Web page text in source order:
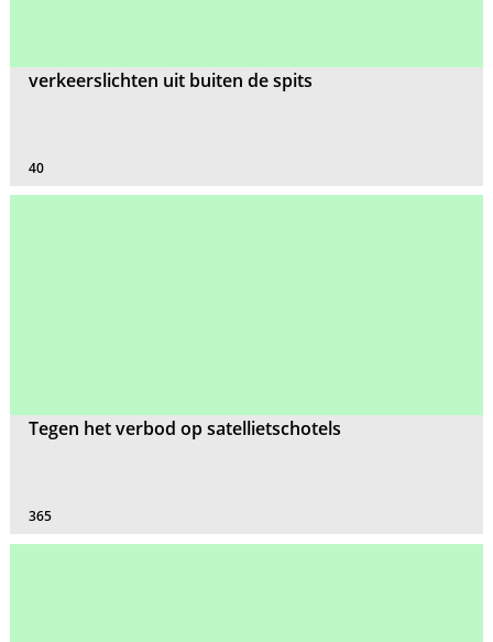
verkeerslichten uit buiten de spits
40
Tegen het verbod op satellietschotels
365